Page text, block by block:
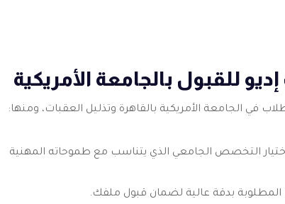
للقبول بالجامعة الأمريكية
في الجامعة الأمريكية بالقاهرة وتذليل العقبات، ومنها:
التخصص الجامعي الذي يتناسب مع طموحاته المهنية
المطلوبة بدقة عالية لضمان قبول ملفك.